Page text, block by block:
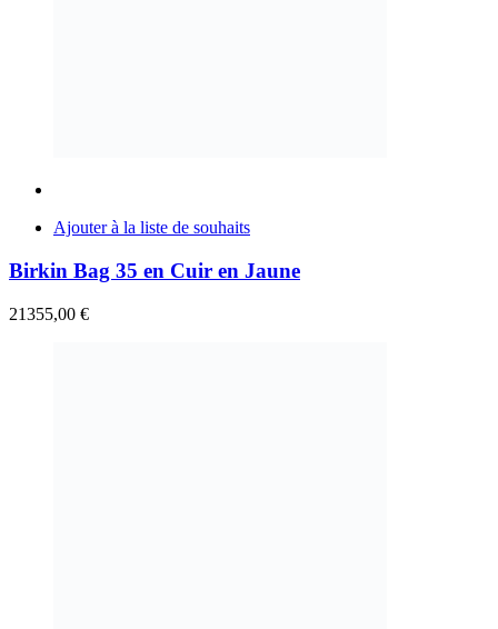
Ajouter à la liste de souhaits
Birkin Bag 35 en Cuir en Jaune
21355,00 €